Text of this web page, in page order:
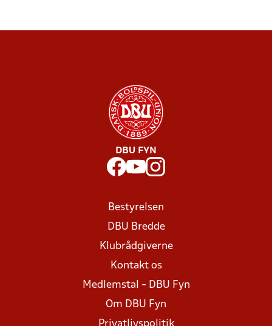
DBU FYN
Bestyrelsen
DBU Bredde
Klubrådgiverne
Kontakt os
Medlemstal - DBU Fyn
Om DBU Fyn
Privatlivspolitik